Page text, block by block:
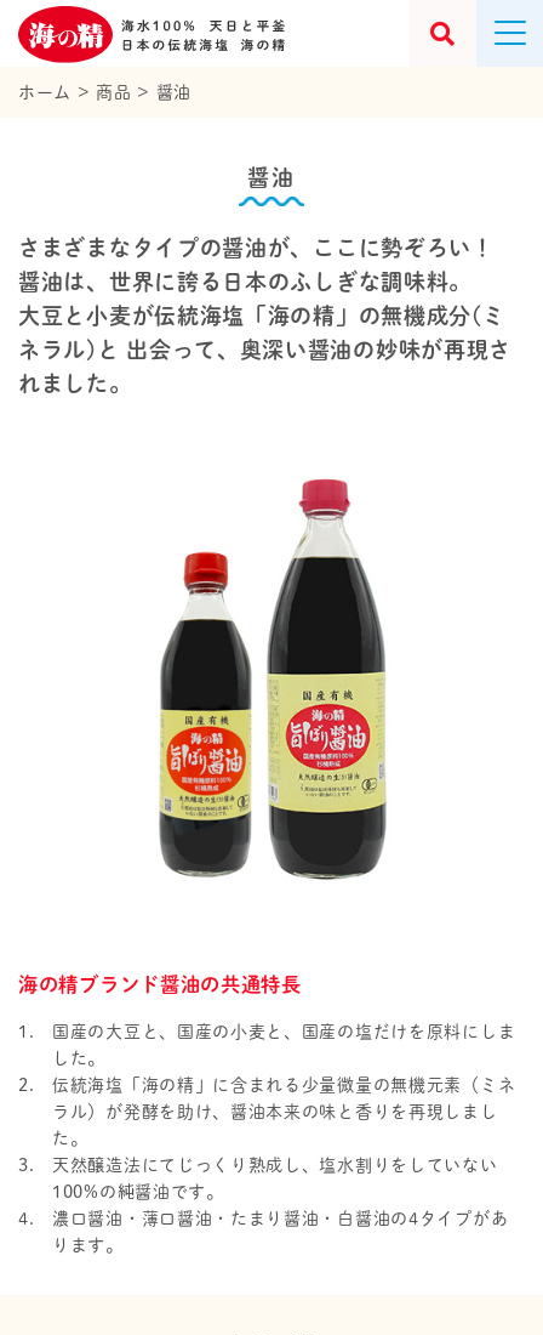
ホーム > 商品 > 醤油
醤油
さまざまなタイプの醤油が、ここに勢ぞろい！
醤油は、世界に誇る日本のふしぎな調味料。
大豆と小麦が伝統海塩「海の精」の無機成分(ミ
ネラル)と
出会って、奥深い醤油の妙味が再現さ
れました。
海の精ブランド醤油の共通特長
国産の大豆と、国産の小麦と、国産の塩だけを原料にしま
した。
伝統海塩「海の精」に含まれる少量微量の無機元素（ミネ
ラル）が発酵を助け、醤油本来の味と香りを再現しまし
た。
天然醸造法にてじっくり熟成し、塩水割りをしていない
100%の純醤油です。
濃口醤油・薄口醤油・たまり醤油・白醤油の4タイプがあ
ります。